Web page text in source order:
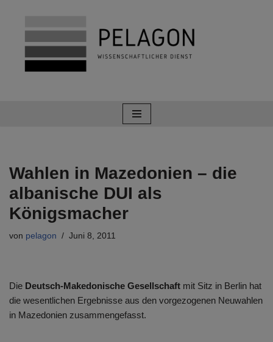
Zum
Inhalt
springen
Wahlen in Mazedonien – die
albanische DUI als
Königsmacher
von pelagon Juni 8, 2011
Die Deutsch-Makedonische Gesellschaft mit Sitz in Berlin hat
die wesentlichen Ergebnisse aus den vorgezogenen Neuwahlen
in Mazedonien zusammengefasst.